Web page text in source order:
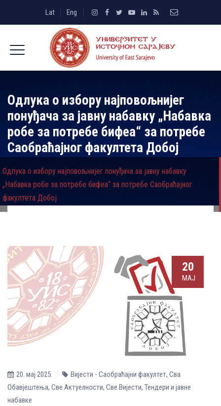
Lat Eng
Одлука о избору најповољнијег
понуђача за јавну набавку „Набавка
робе за потребе бифеа“ за потребе
Саобраћајног факултета Добој
Одлука о избору најповољнијег понуђача за јавну набавку
„Набавка робе за потребе бифеа“ за потребе Саобраћајног
факултета Добој
20
МАЈ
20. мај 2025. Вијести - Саобраћајни факултет, Сва
Обавјештења, Све Aктуелности, Све Вијести, Тендери и јавне
набавке